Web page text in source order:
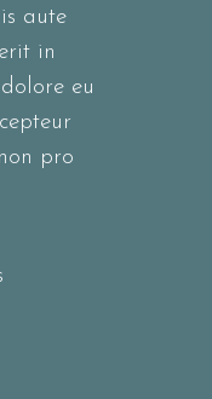
aute
in
eu
pro